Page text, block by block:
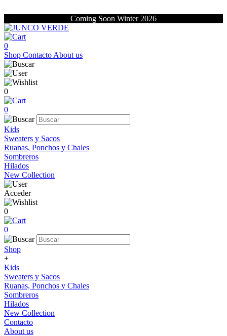
Coming Soon Winter 2026
0
Shop Contacto About us
0
0
Kids
Sweaters y Sacos
Ruanas, Ponchos y Chales
Sombreros
Hilados
New Collection
Acceder
0
0
Shop
+
Kids
Sweaters y Sacos
Ruanas, Ponchos y Chales
Sombreros
Hilados
New Collection
Contacto
About us